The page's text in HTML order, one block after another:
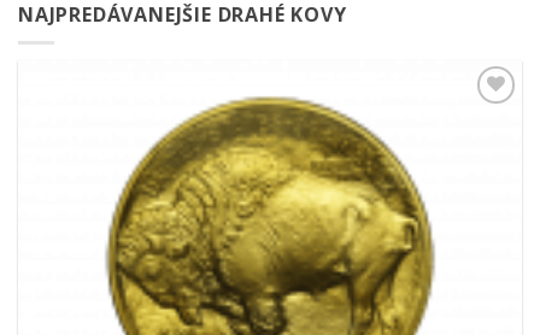
NAJPREDÁVANEJŠIE DRAHÉ KOVY